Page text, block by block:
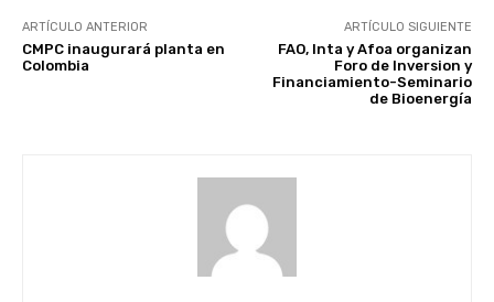
ARTÍCULO ANTERIOR
CMPC inaugurará planta en
Colombia
ARTÍCULO SIGUIENTE
FAO, Inta y Afoa organizan
Foro de Inversion y
Financiamiento-Seminario
de Bioenergía